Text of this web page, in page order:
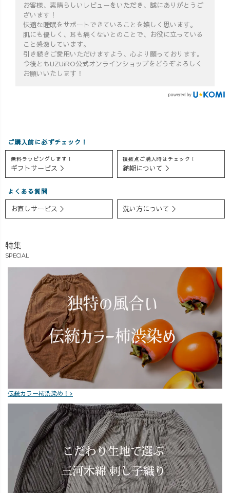
お客様、素晴らしいレビューをいただき、誠にありがとうご
ざいます！
快適な睡眠をサポートできていることを嬉しく思います。
肌にも優しく、耳も痛くないとのことで、お役に立っている
こと感激しています。
引き続きご愛用いただけますよう、心より願っております。
今後ともUZUiRO公式オンラインショップをどうぞよろしく
お願いいたします！
ご購入前に必ずチェック！
無料ラッピングします！
ギフトサービス ＞
複数点ご購入時はチェック！
納期について ＞
よくある質問
お直しサービス ＞ 洗い方について ＞
特集
SPECIAL
伝統カラー柿渋染め！>